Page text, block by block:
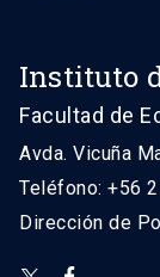
Instituto
Facultad de
Avda. Vicuña
Teléfono: +56
Dirección de